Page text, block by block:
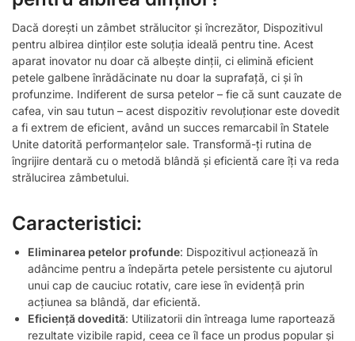
Dacă dorești un zâmbet strălucitor și încrezător, Dispozitivul
pentru albirea dinților este soluția ideală pentru tine. Acest
aparat inovator nu doar că albește dinții, ci elimină eficient
petele galbene înrădăcinate nu doar la suprafață, ci și în
profunzime. Indiferent de sursa petelor – fie că sunt cauzate de
cafea, vin sau tutun – acest dispozitiv revoluționar este dovedit
a fi extrem de eficient, având un succes remarcabil în Statele
Unite datorită performanțelor sale. Transformă-ți rutina de
îngrijire dentară cu o metodă blândă și eficientă care îți va reda
strălucirea zâmbetului.
Caracteristici:
Eliminarea petelor profunde: Dispozitivul acționează în
adâncime pentru a îndepărta petele persistente cu ajutorul
unui cap de cauciuc rotativ, care iese în evidență prin
acțiunea sa blândă, dar eficientă.
Eficiență dovedită: Utilizatorii din întreaga lume raportează
rezultate vizibile rapid, ceea ce îl face un produs popular și